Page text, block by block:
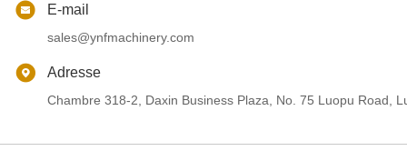
E-mail
sales@ynfmachinery.com
Adresse
Chambre 318-2, Daxin Business Plaza, No. 75 Luopu Road,